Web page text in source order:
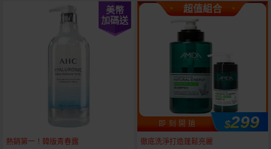
美幣
加碼送
熱銷第一！韓版青春露
超值組合
即 刻 開 搶 $299
徹底洗淨打造蓬鬆亮麗